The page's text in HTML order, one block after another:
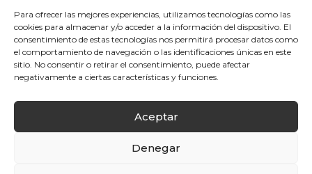
Para ofrecer las mejores experiencias, utilizamos tecnologías como las
cookies para almacenar y/o acceder a la información del dispositivo. El
consentimiento de estas tecnologías nos permitirá procesar datos como
el comportamiento de navegación o las identificaciones únicas en este
sitio. No consentir o retirar el consentimiento, puede afectar
negativamente a ciertas características y funciones.
Aceptar
Denegar
NEWSLETTER
Política de Privacidad
Suscríbete